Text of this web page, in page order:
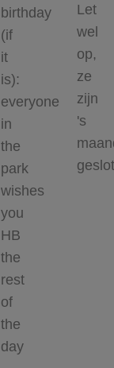
birthday
(if
it
is):
everyone
in
the
park
wishes
you
HB
the
rest
of
the
day
Let
wel
op,
ze
zijn
's